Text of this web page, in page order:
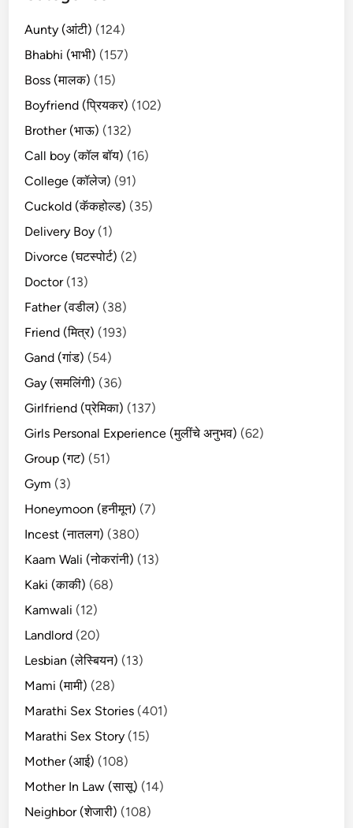
Aunty (आंटी) (124)
Bhabhi (भाभी) (157)
Boss (मालक) (15)
Boyfriend (प्रियकर) (102)
Brother (भाऊ) (132)
Call boy (कॉल बॉय) (16)
College (कॉलेज) (91)
Cuckold (कॅकहोल्ड) (35)
Delivery Boy (1)
Divorce (घटस्पोर्ट) (2)
Doctor(13)
Father (वडील) (38)
Friend (मित्र) (193)
Gand (गांड) (54)
Gay (समलिंगी) (36)
Girlfriend (प्रेमिका) (137)
Girls Personal Experience (मुलींचे अनुभव) (62)
Group (गट) (51)
Gym (3)
Honeymoon (हनीमून) (7)
Incest (नातलग) (380)
Kaam Wali (नोकरांनी) (13)
Kaki (काकी) (68)
Kamwali (12)
Landlord (20)
Lesbian (लेस्बियन) (13)
Mami (मामी) (28)
Marathi Sex Stories (401)
Marathi Sex Story (15)
Mother (आई) (108)
Mother In Law (सासू) (14)
Neighbor (शेजारी) (108)